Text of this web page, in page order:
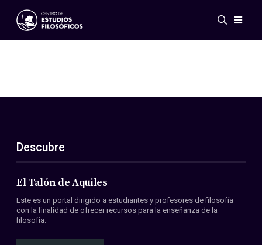
Eventos
ES
EN
Acerca de nosotros
Miembros
Convenios
Descubre
El Talón de Aquiles
Este es un portal dirigido a estudiantes y profesores de filosofía
con la finalidad de ofrecer recursos para la enseñanza de la
filosofía.